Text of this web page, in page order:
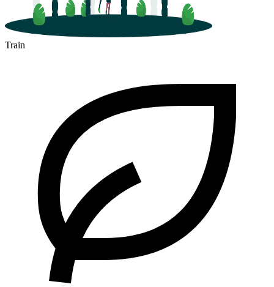
Train